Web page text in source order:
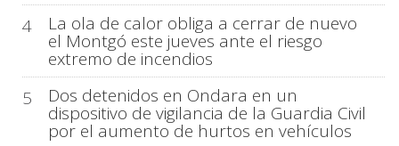
4
La ola de calor obliga a cerrar de nuevo
el Montgó este jueves ante el riesgo
extremo de incendios
5
Dos detenidos en Ondara en un
dispositivo de vigilancia de la Guardia Civil
por el aumento de hurtos en vehículos